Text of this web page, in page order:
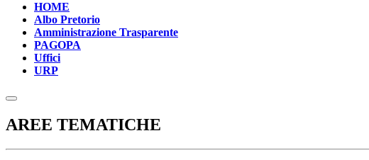
HOME
Albo Pretorio
Amministrazione Trasparente
PAGOPA
Uffici
URP
AREE TEMATICHE